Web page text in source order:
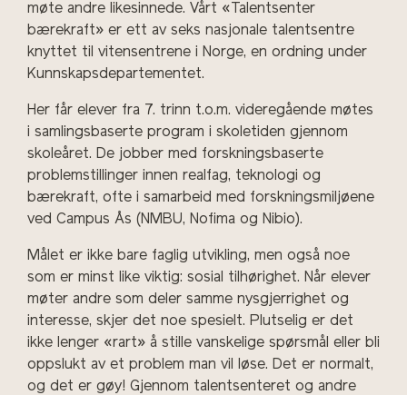
møte andre likesinnede. Vårt «Talentsenter
bærekraft» er ett av seks nasjonale talentsentre
knyttet til vitensentrene i Norge, en ordning under
Kunnskapsdepartementet.
Her får elever fra 7. trinn t.o.m. videregående møtes
i samlingsbaserte program i skoletiden gjennom
skoleåret. De jobber med forskningsbaserte
problemstillinger innen realfag, teknologi og
bærekraft, ofte i samarbeid med forskningsmiljøene
ved Campus Ås (NMBU, Nofima og Nibio).
Målet er ikke bare faglig utvikling, men også noe
som er minst like viktig: sosial tilhørighet. Når elever
møter andre som deler samme nysgjerrighet og
interesse, skjer det noe spesielt. Plutselig er det
ikke lenger «rart» å stille vanskelige spørsmål eller bli
oppslukt av et problem man vil løse. Det er normalt,
og det er gøy! Gjennom talentsenteret og andre